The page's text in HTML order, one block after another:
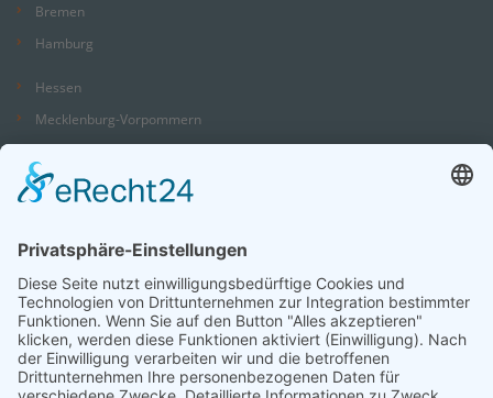
Bremen
Hamburg
Hessen
Mecklenburg-Vorpommern
Niedersachsen
Nordrhein-Westfalen
Saarland
Sachsen
Sachsen-Anhalt
Schleswig-Holstein
Thüringen